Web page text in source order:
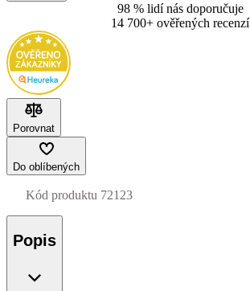
98 % lidí nás doporučuje
14 700+ ověřených recenzí
Porovnat
Do oblíbených
Kód produktu 72123
Popis